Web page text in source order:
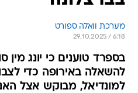
מערכת וואלה ספורט
29.10.2025 / 6:18
בספרד טוענים כי יונג
להשאלה באירופה כדי
למונדיאל, מבוקש אצל